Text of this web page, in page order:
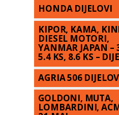
HONDA DIJELOVI
KIPOR, KAMA,
DIESEL MOTORI,
YANMAR JAPAN –
5.4 KS, 8.6 KS –
AGRIA 506
GOLDONI, MUTA,
LOMBARDINI,